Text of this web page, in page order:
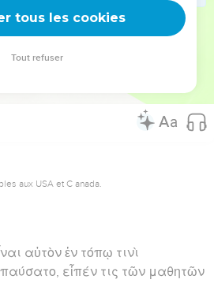
Codex - tanach.us --- Grec : © 2010 by the
aux USA et C anada.
αὐτὸν ἐν τόπῳ τινὶ
εἶπέν τις τῶν μαθητῶν
tous les cookies
Tout refuser